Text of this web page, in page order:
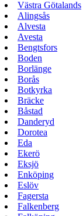
Västra Götalands
Alingsås
Alvesta
Avesta
Bengtsfors
Boden
Borlänge
Borås
Botkyrka
Bräcke
Båstad
Danderyd
Dorotea
Eda
Ekerö
Eksjö
Enköping
Eslöv
Fagersta
Falkenberg